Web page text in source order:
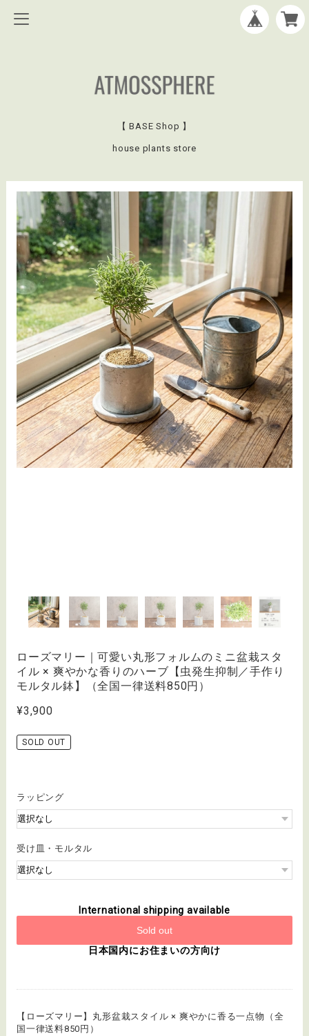
【 BASE Shop 】
house plants store
ローズマリー｜可愛い丸形フォルムのミニ盆栽スタ
イル × 爽やかな香りのハーブ【虫発生抑制／手作り
モルタル鉢】（全国一律送料850円）
¥3,900
SOLD OUT
ラッピング
受け皿・モルタル
International shipping available
Sold out
日本国内にお住まいの方向け
【ローズマリー】丸形盆栽スタイル × 爽やかに香る一点物（全
国一律送料850円）